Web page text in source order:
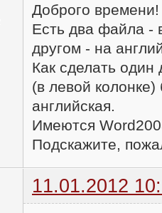
Доброго
Есть два файла -
другом - на
Как сделать один
(в левой
английская.
Имеются
Подскажите,
11.01.2012